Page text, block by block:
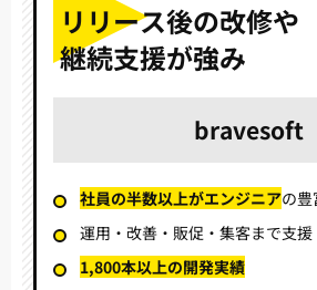
リリース後の改修や
継続支援が強み
bravesoft
社員の半数以上がエンジニアの
運用・改善・販促・集客まで支援
1,800本以上の開発実績